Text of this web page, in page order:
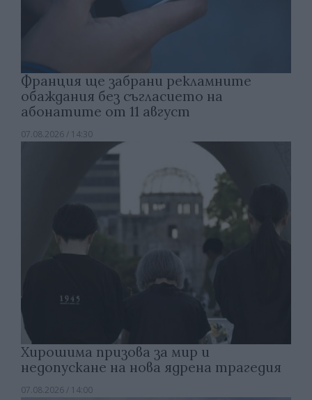
Франция ще забрани рекламните
обаждания без съгласието на
абонатите от 11 август
07.08.2026 / 14:30
Хирошима призова за мир и
недопускане на нова ядрена трагедия
07.08.2026 / 14:00